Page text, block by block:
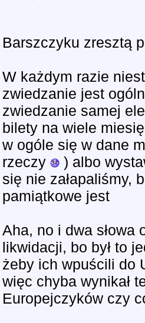
Barszczyku zresztą
W każdym razie
zwiedzanie jest
zwiedzanie samej
bilety na wiele
w ogóle się w dane
rzeczy
) albo
się nie załapaliśmy,
pamiątkowe jest
Aha, no i dwa słowa
likwidacji, bo był to
żeby ich wpuścili do
więc chyba wynikał
Europejczyków czy